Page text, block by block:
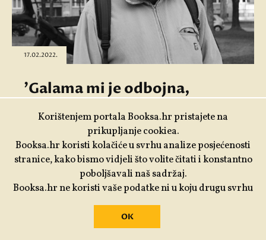
17.02.2022.
'Galama mi je odbojna,
pogotovo ako obuhvaća ono
što svi znamo.'
S Ivanom Zrinušićem o romanu 'Ljepše
izdaleka', Osijeku, časopisu 'Nemo' i
'književnoj sceni' razgovarao je Vuk
Korištenjem portala Booksa.hr pristajete na
prikupljanje cookiea.
Booksa.hr koristi kolačiće u svrhu analize posjećenosti
stranice, kako bismo vidjeli što volite čitati i konstantno
poboljšavali naš sadržaj.
Booksa.hr ne koristi vaše podatke ni u koju drugu svrhu
OK